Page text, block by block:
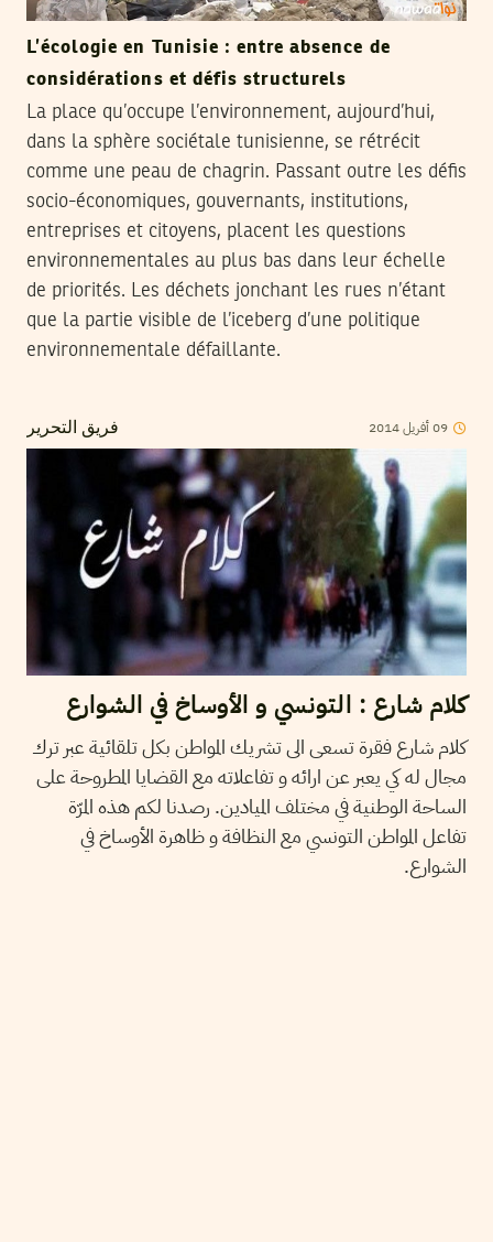
L’écologie en Tunisie : entre absence de
considérations et défis structurels
La place qu’occupe l’environnement, aujourd’hui,
dans la sphère sociétale tunisienne, se rétrécit
comme une peau de chagrin. Passant outre les défis
socio-économiques, gouvernants, institutions,
entreprises et citoyens, placent les questions
environnementales au plus bas dans leur échelle
de priorités. Les déchets jonchant les rues n’étant
que la partie visible de l’iceberg d’une politique
environnementale défaillante.
فريق التحرير 09أفريل2014
كلام شارع : التونسي و الأوساخ في الشوارع
كلام شارع فقرة تسعى الى تشريك المواطن بكل تلقائية عبر ترك
مجال له كي يعبر عن ارائه و تفاعلاته مع القضايا المطروحة على
الساحة الوطنية في مختلف الميادين. رصدنا لكم هذه المرّة
تفاعل المواطن التونسي مع النظافة و ظاهرة الأوساخ في
الشوارع.